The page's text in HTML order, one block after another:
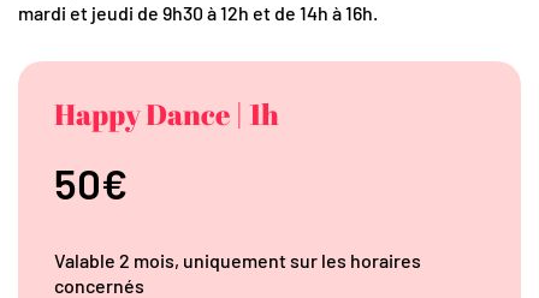
mardi et jeudi de 9h30 à 12h et de 14h à 16h.
Happy Dance | 1h
50€
Valable 2 mois, uniquement sur les horaires
concernés